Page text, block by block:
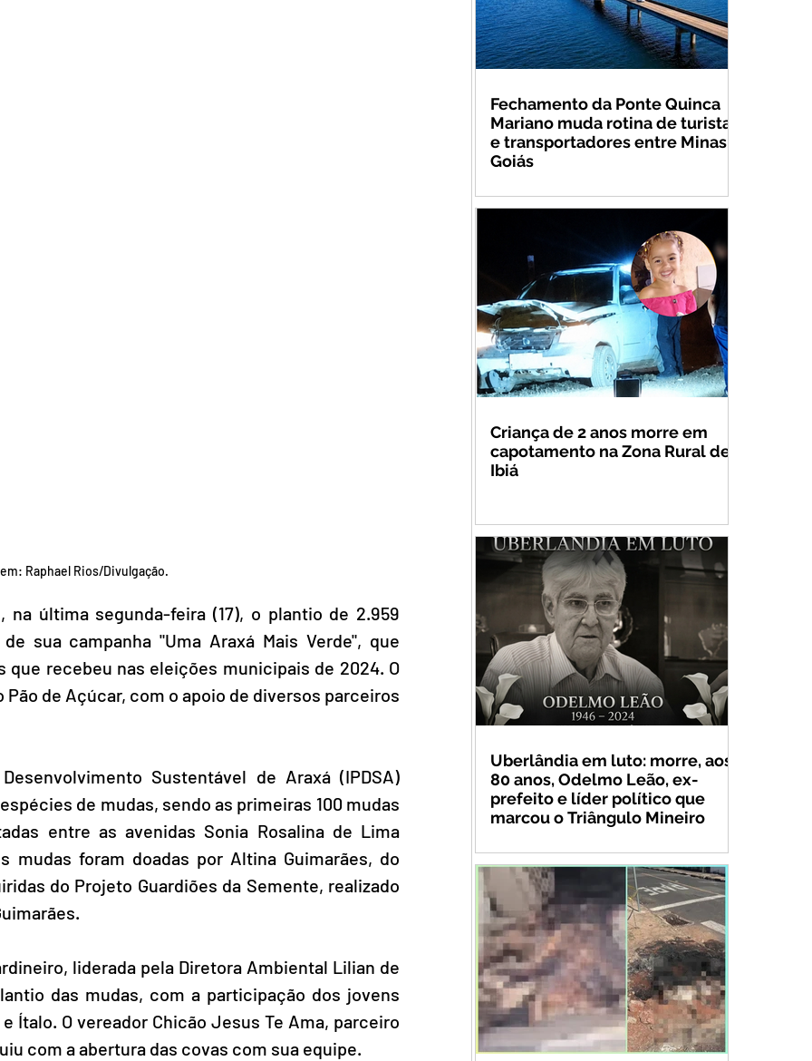
Raphael Rios/Divulgação.
na última segunda-feira (17), o plantio de 2.959
sua campanha "Uma Araxá Mais Verde", que
recebeu nas eleições municipais de 2024. O
de Açúcar, com o apoio de diversos parceiros
Sustentável de Araxá (IPDSA)
de mudas, sendo as primeiras 100 mudas
entre as avenidas Sonia Rosalina de Lima
mudas foram doadas por Altina Guimarães, do
do Projeto Guardiões da Semente, realizado
liderada pela Diretora Ambiental Lilian de
das mudas, com a participação dos jovens
Ítalo. O vereador Chicão Jesus Te Ama, parceiro
com a abertura das covas com sua equipe.
Fechamento da Ponte Quinca
Mariano muda rotina de turistas
e transportadores entre Minas e
Goiás
Criança de 2 anos morre em
capotamento na Zona Rural de
Ibiá
Uberlândia em luto: morre, aos
80 anos, Odelmo Leão, ex-
prefeito e líder político que
marcou o Triângulo Mineiro